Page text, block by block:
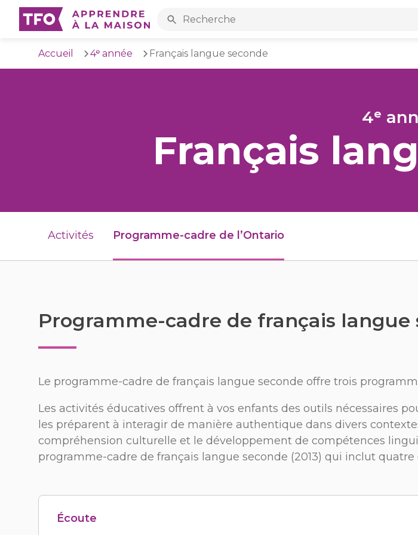
Rechercher sur l’ensemble du site web TFO
Accueil 4ᵉ année Français langue seconde
4ᵉ
Français
Activités Programme-cadre de l’Ontario
Programme-cadre de français langue
Le programme-cadre de français langue seconde offre trois
Les activités éducatives offrent à vos enfants des outils nécessaires
les préparent à interagir de manière authentique dans divers
compréhension culturelle et le développement de compétences
programme-cadre de français langue seconde (2013) qui inclut quatre
Écoute